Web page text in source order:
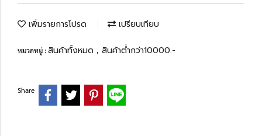
เพิ่มรายการโปรด เปรียบเทียบ
หมวดหมู่ :สินค้าทั้งหมด , สินค้าต่ำกว่า10000.-
Share